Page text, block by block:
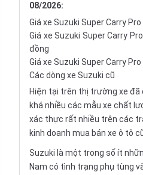
08/2026:
Giá xe Suzuki Super Carry Pro
Giá xeSuzuki Super Carry Pro
đồng
Giá xe Suzuki Super Carry Pro
Các dòng xe Suzuki cũ
Hiện tại trên thị trường xe đã
khá nhiều các mẫu xe chất
xác thực rất nhiều trên các
kinh doanh mua bán xe ô tô
Suzuki là một trong số ít
Nam có tình trạng phụ tùng